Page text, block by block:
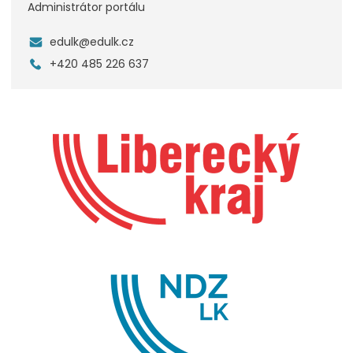
Administrátor portálu
edulk@edulk.cz
+420 485 226 637